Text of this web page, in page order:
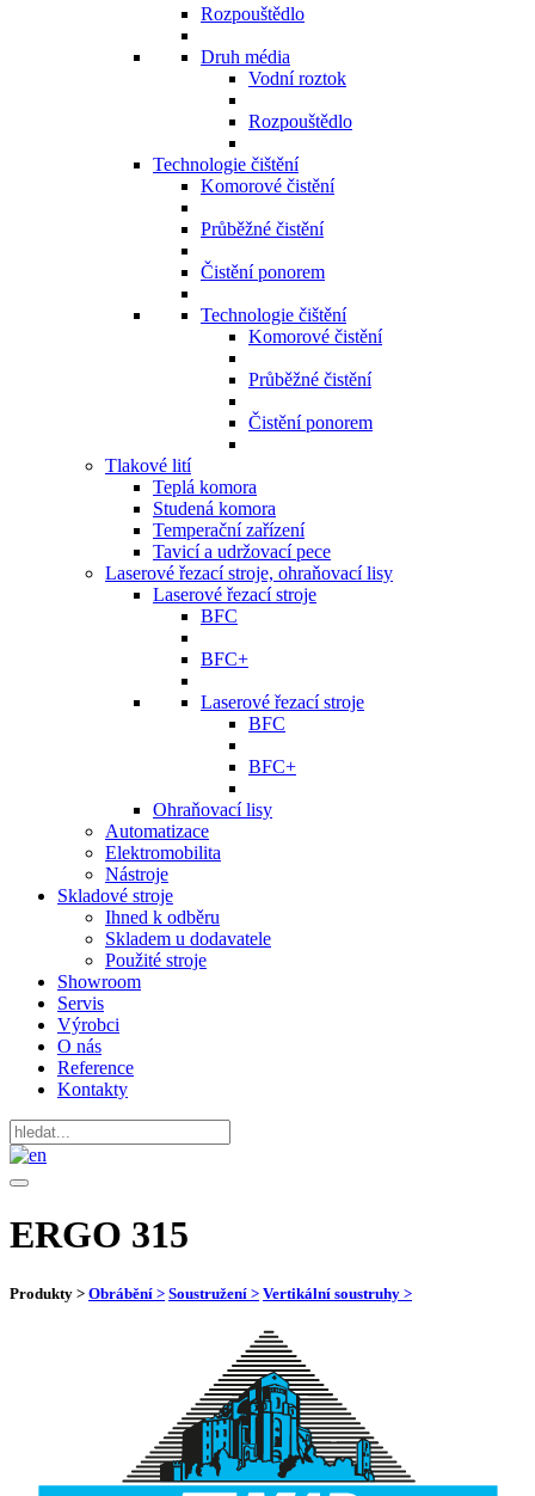
Rozpouštědlo
Druh média
Vodní roztok
Rozpouštědlo
Technologie čištění
Komorové čistění
Průběžné čistění
Čistění ponorem
Technologie čištění
Komorové čistění
Průběžné čistění
Čistění ponorem
Tlakové lití
Teplá komora
Studená komora
Temperační zařízení
Tavicí a udržovací pece
Laserové řezací stroje, ohraňovací lisy
Laserové řezací stroje
BFC
BFC+
Laserové řezací stroje
BFC
BFC+
Ohraňovací lisy
Automatizace
Elektromobilita
Nástroje
Skladové stroje
Ihned k odběru
Skladem u dodavatele
Použité stroje
Showroom
Servis
Výrobci
O nás
Reference
Kontakty
ERGO 315
Produkty > Obrábění > Soustružení > Vertikální soustruhy >